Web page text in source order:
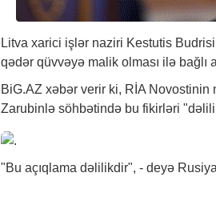
Litva xarici işlər naziri Kestutis
qədər qüvvəyə malik olması ilə bağlı
BiG.AZ xəbər verir ki, RİA Novostinin
Zarubinlə söhbətində bu fikirləri
"Bu açıqlama dəlilikdir", - deyə